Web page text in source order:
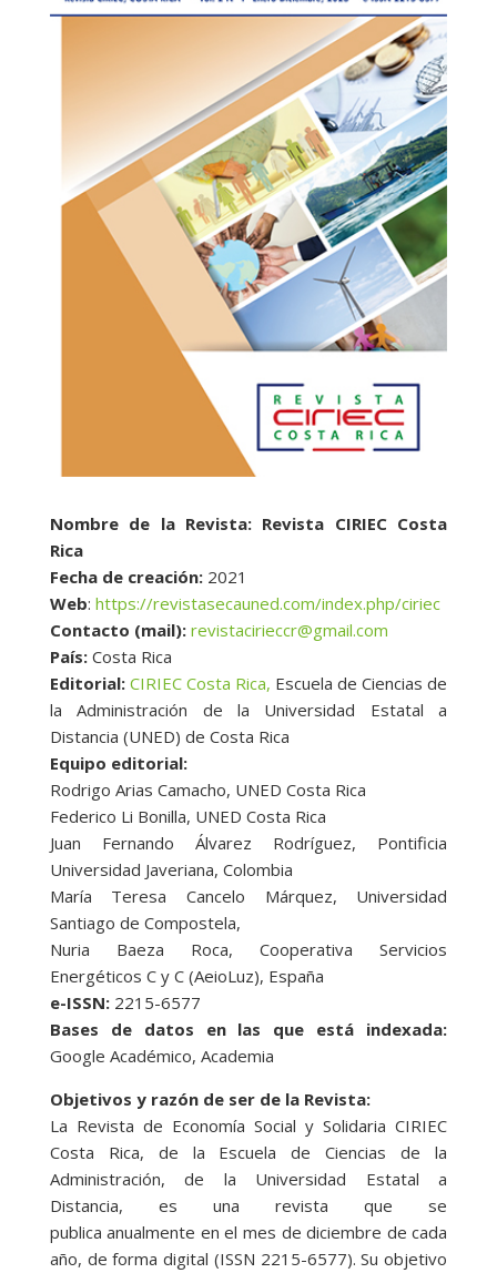
Nombre de la Revista: Revista CIRIEC Costa
Rica
Fecha de creación:2021
Web: https://revistasecauned.com/index.php/ciriec
Contacto (mail): revistacirieccr@gmail.com
País:Costa Rica
Editorial: CIRIEC Costa Rica, Escuela de Ciencias de
la Administración de la Universidad Estatal a
Distancia (UNED) de Costa Rica
Equipo editorial:
Rodrigo Arias Camacho, UNED Costa Rica
Federico Li Bonilla, UNED Costa Rica
Juan Fernando Álvarez Rodríguez, Pontificia
Universidad Javeriana, Colombia
María Teresa Cancelo Márquez, Universidad
Santiago de Compostela,
Nuria Baeza Roca, Cooperativa Servicios
Energéticos C y C (AeioLuz), España
e-ISSN:2215-6577
Bases de datos en las que está indexada:
Google Académico, Academia
Objetivos y razón de ser de la Revista:
La Revista de Economía Social y Solidaria CIRIEC
Costa Rica, de la Escuela de Ciencias de la
Administración, de la Universidad Estatal a
Distancia, es una revista que se
publica anualmente en el mes de diciembre de cada
año, de forma digital (ISSN 2215-6577). Su objetivo